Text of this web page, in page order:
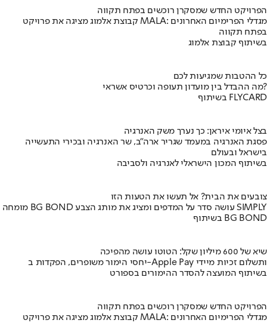
הפרויקט החדש שמסקרן רוכשים בפתח תקווה
קבוצת אלמוג מציגה את פרויקט MALA: מגדלי הפרימיום האחרונים
בפתח תקווה
בשיתוף קבוצת אלמוג
כל ההטבות שמגיעות לכם
מה ההבדל בין מועדון תעופה וכרטיס אשראי?
בשיתוף FLYCARD
בצל איומי איראן: כך נערך משק האנרגיה
פסגת האנרגיה במעמד שגריר ארה"ב, שר האנרגיה ובכירי התעשייה
בישראל ובעולם
בשיתוף המכון הישראלי לאנרגיה ולסביבה
צובעים את הבית? אל תעשו את הטעות הזו
מומחה BG BOND עושה סדר על המדפים ומציג את מותג הצבע SIMPLY
בשיתוף BG BOND
שיא של 600 מיליון שקל: הטוטו עושה מהפיכה
יחסי הימור משופרים, הפקדות ב-Apple Pay ותשלום זכיות מיידי
בשיתוף המועצה להסדר ההימורים בספורט
הפרויקט החדש שמסקרן רוכשים בפתח תקווה
קבוצת אלמוג מציגה את פרויקט MALA: מגדלי הפרימיום האחרונים